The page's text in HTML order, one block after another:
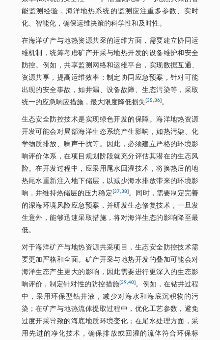
能监测经验，海洋地热系统的监测应注重多参数、实时
化、智能化，确保运维决策的科学性和及时性。
在海洋矿产与地热资源共采的运维方面，需要建立协同运
维机制，统筹考虑矿产开采与地热开发的设备维护和安全
防控。例如，共享监测网络和运维平台，实现数据互通、
资源共享，提高运维效率；制定协同应急预案，针对可能
出现的安全事故，如井漏、设备故障、生态污染等，采取
统一的应急响应措施，最大限度降低损失[35,36]。
生态安全防控技术是实现绿色开发的保障。海洋地热资源
开发可能会对局部海洋生态系统产生影响，如热污染、化
学物质排放、噪声干扰等。因此，必须建立严格的环境影
响评价体系，在项目规划阶段就充分评估其潜在的生态风
险。在开发过程中，应采用尾水回灌技术，将换热后的地
热尾水重新注入地下储层，以减少海水排放带来的环境影
响，并维持热储层的压力稳定[37,38]。同时，需要制定完善
的深海环境风险应急预案，并研发生态修复技术，一旦发
生意外，能够迅速采取措施，将对海洋生态的影响降至最
低。
对于海洋矿产与地热资源共采项目，生态安全防控技术需
要更加严格和全面。矿产开采与地热开发的叠加可能会对
海洋生态产生更大的影响，因此需要进行更深入的生态影
响评价，制定针对性的防控措施[39,40]。例如，在钻井过程
中，采用环保型钻井液，减少对海水和海底沉积物的污
染；在矿产与地热流体提取过程中，优化工艺参数，避免
过度开采导致的海底地质环境变化；在尾水处理方面，采
用先进的净化技术，确保排放或回灌的流体符合环保标